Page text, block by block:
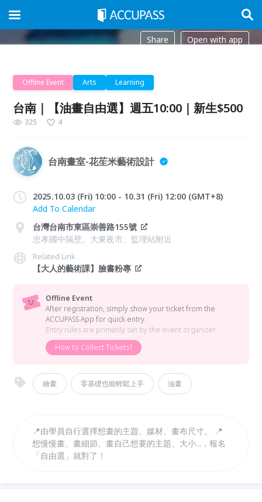
Share Open with app
Offline Event Arts Learning
台南｜【油畫自由選】週五10:00｜新生$500
325 4
台南畫室-花苼米藝術設計
2025.10.03 (Fri) 10:00 - 10.31 (Fri) 12:00 (GMT+8)
Add To Calendar
台灣台南市東區崇善路155號
忠孝國中隔壁。大東夜市、監理站附近
Related Link
【大人的藝術課】臉書粉專
Offline Event
After registration, simply show your ticket from the
ACCUPASS App for quick entry.
Entry rules are primarily set by the event organizer.
How to Collect Tickets?
繪畫 零基礎也能輕鬆上手 油畫
📍由學員自行選擇想畫的主題、媒材、畫布尺寸。 📍
想慢慢畫、畫細節、畫自己想要的主題、大小...，報名
「自由選」就對了！